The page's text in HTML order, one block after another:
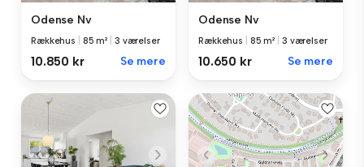
Odense Nv
Rækkehus 85 m² 3 værelser
10.850 kr Se mere
Odense Nv
Rækkehus 85 m² 3 værelser
10.650 kr Se mere